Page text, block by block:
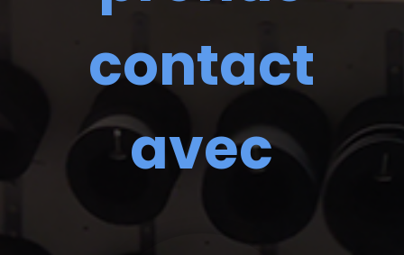
contact
avec